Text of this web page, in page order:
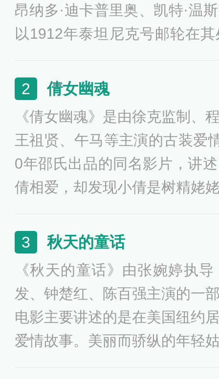
昂纳多·迪卡普里奥、凯特·温
以1912年泰坦尼克号邮轮在
穷画家杰克和贵族女露丝抛弃
最终杰克把生命的机会让给了
于1997年12月19日在美国上
奥斯卡金像奖最佳影片。
2 倩女幽魂
《倩女幽魂》是由徐克监制、
王祖贤、午马等主演的古装爱
0年邵氏出品的同名影片，讲
倩相爱，却发现小倩是树精姥
鬼恋人。该片先后获得第16
团特别奖、葡萄牙科幻电影
届台湾电影金马奖最佳改编剧
18日该片在中国香港上映。
女幽魂》修复版在中国内地上
3 秋天的童话
《秋天的童话》由张婉婷执
发、钟楚红、陈百强主演的一
电影主要讲述的是在美国纽约
爱情故事。美丽而骄纵的年轻